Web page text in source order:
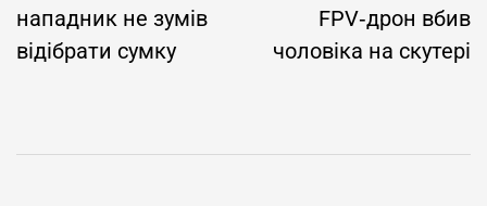
нападник не зумів
відібрати сумку
FPV‑дрон вбив
чоловіка на скутері